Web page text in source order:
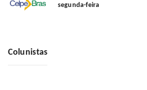
segunda-feira
Colunistas